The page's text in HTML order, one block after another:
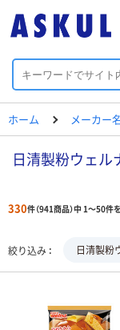
ホーム メーカー
日清製粉ウェル
330件（941商品）中 1～50件
絞り込み 日清製粉